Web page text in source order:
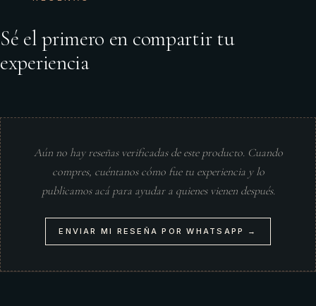
Sé el primero en compartir tu
experiencia
Aún no hay reseñas verificadas de este producto. Cuando
compres, cuéntanos cómo fue tu experiencia y lo
publicamos acá para ayudar a quienes vienen después.
ENVIAR MI RESEÑA POR WHATSAPP →